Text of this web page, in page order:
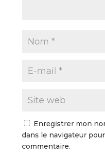
Enregistrer mon
dans le navigateur
commentaire.